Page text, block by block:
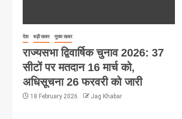
देश बड़ी खबर मुख्य खबर
राज्यसभा द्विवार्षिक चुनाव 2026: 37
सीटों पर मतदान 16 मार्च को,
अधिसूचना 26 फरवरी को जारी
18 February 2026 Jag Khabar